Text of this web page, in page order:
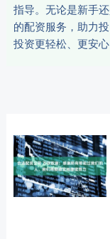
指导。无论是新手
的配资服务，助力
投资更轻松、更安心